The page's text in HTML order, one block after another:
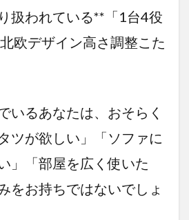
扱われている**「1台4役
欧デザイン高さ調整こた
いるあなたは、おそらく
ツが欲しい」「ソファに
」「部屋を広く使いた
をお持ちではないでしょ